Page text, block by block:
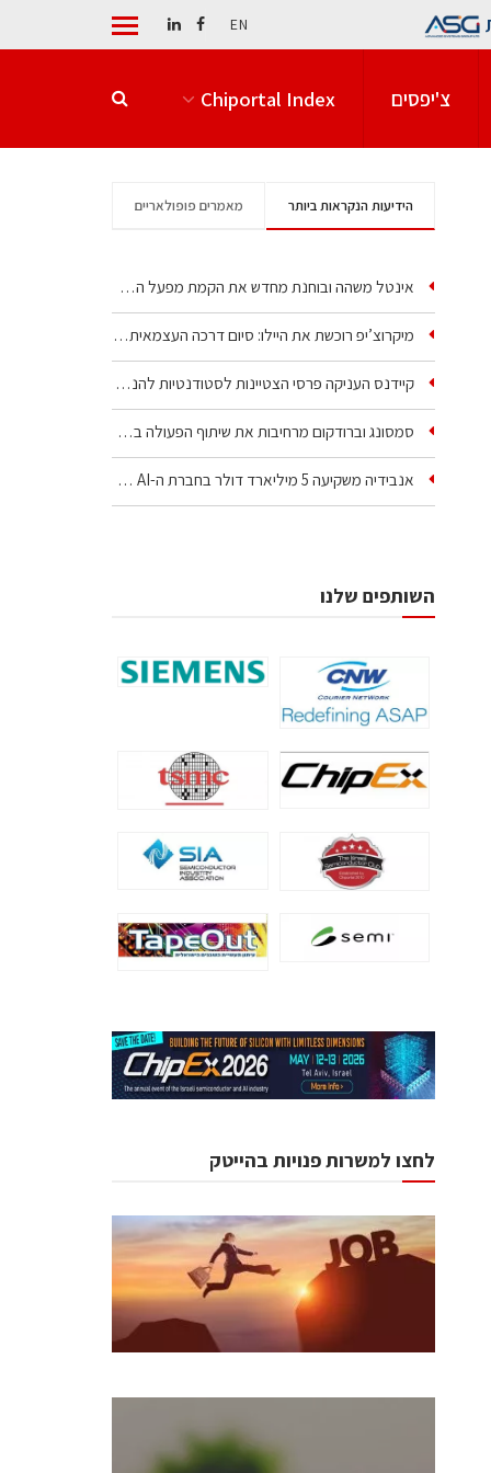
EN
צ'יפסים Chiportal Index
הידיעות הנקראות ביותר מאמרים פופולאריים
אינטל משהה ובוחנת מחדש את הקמת מפעל הענק שלה בקריית גת
מיקרוצ’יפ רוכשת את היילו: סיום דרכה העצמאית של אחת…
קיידנס העניקה פרסי הצטיינות לסטודנטיות להנדסת חשמל ופיזיקה
סמסונג וברודקום מרחיבות את שיתוף הפעולה בשבבי AI…
אנבידיה משקיעה 5 מיליארד דולר בחברת ה-AI של איליה סוצקבר
השותפים שלנו
לחצו למשרות פנויות בהייטק